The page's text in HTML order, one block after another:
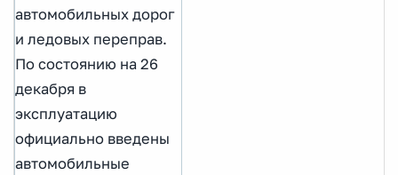
автомобильных дорог
и ледовых переправ.
По состоянию на 26
декабря в
эксплуатацию
официально введены
автомобильные